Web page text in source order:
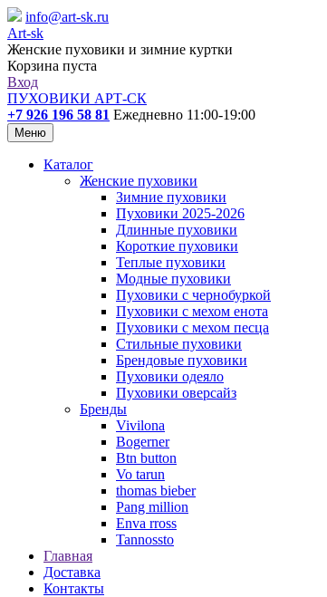
info@art-sk.ru
Art-sk
Женские пуховики и зимние куртки
Корзина пуста
Вход
ПУХОВИКИ АРТ-СК
+7 926 196 58 81 Ежедневно 11:00-19:00
Меню
Каталог
Женские пуховики
Зимние пуховики
Пуховики 2025-2026
Длинные пуховики
Короткие пуховики
Теплые пуховики
Модные пуховики
Пуховики с чернобуркой
Пуховики с мехом енота
Пуховики с мехом песца
Стильные пуховики
Брендовые пуховики
Пуховики одеяло
Пуховики оверсайз
Бренды
Vivilona
Bogerner
Btn button
Vo tarun
thomas bieber
Pang million
Enva rross
Tannossto
Главная
Доставка
Контакты